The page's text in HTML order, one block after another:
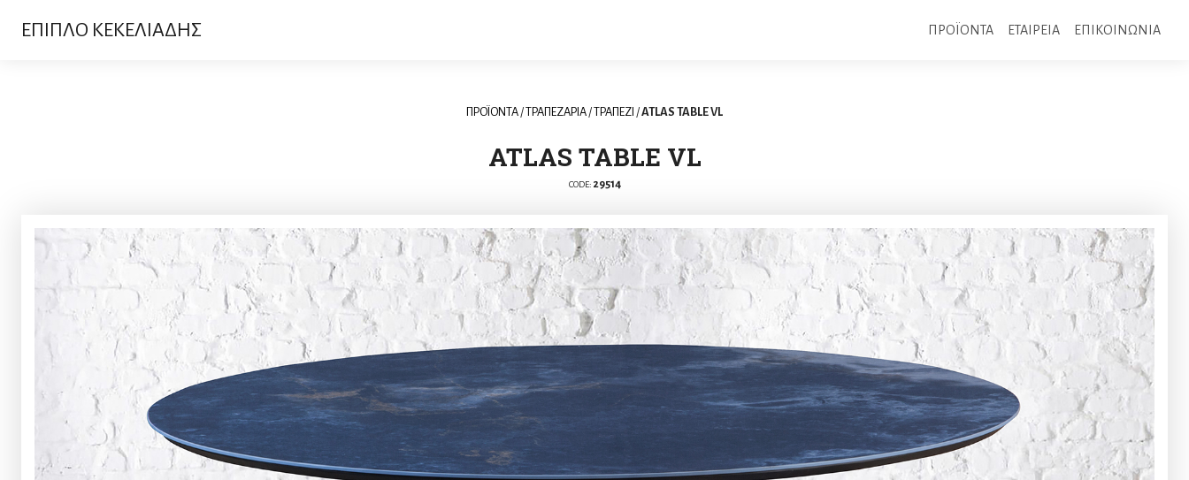
ΕΠΙΠΛΟ ΚΕΚΕΛΙΑΔΗΣ ΠΡΟΪΟΝΤΑ ΕΤΑΙΡΕΙΑ ΕΠΙΚΟΙΝΩΝΙΑ
ΠΡΟΪΟΝΤΑ /ΤΡΑΠΕΖΑΡΙΑ /ΤΡΑΠΕΖΙ /ATLAS TABLE VL
ATLAS TABLE VL
CODE: 29514